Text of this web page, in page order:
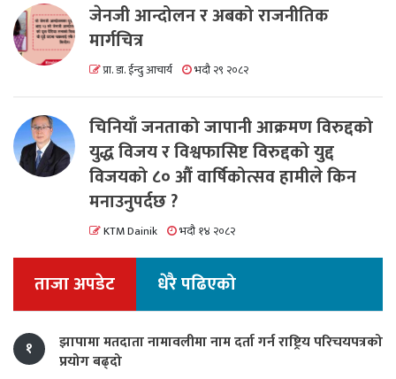
जेनजी आन्दोलन र अबको राजनीतिक
मार्गचित्र
प्रा. डा. ईन्दु आचार्य भदौ २९ २०८२
चिनियाँ जनताको जापानी आक्रमण विरुद्दको
युद्ध विजय र विश्वफासिष्ट विरुद्दको युद्द
विजयको ८० औं वार्षिकोत्सव हामीले किन
मनाउनुपर्दछ ?
KTM Dainik भदौ १४ २०८२
ताजा अपडेट धेरै पढिएको
१
झापामा मतदाता नामावलीमा नाम दर्ता गर्न राष्ट्रिय परिचयपत्रको
प्रयोग बढ्दो